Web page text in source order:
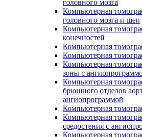
головного мозга
Компьютерная
головного мозга и шеи
Компьютерная
конечностей
Компьютерная
Компьютерная
Компьютерная
зоны с
Компьютерная
брюшного отделов
ангиопрограммой
Компьютерная
Компьютерная
средостения с
Компьютерная